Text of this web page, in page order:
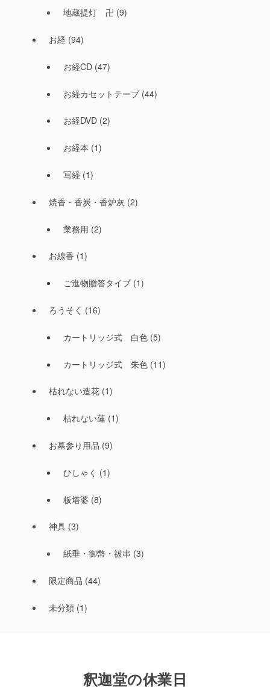
地蔵提灯 卍 (9)
お経 (94)
お経CD(47)
お経カセットテープ(44)
お経DVD(2)
お経本 (1)
写経 (1)
焼香・香炭・香炉灰 (2)
業務用 (2)
お線香 (1)
ご進物贈答タイプ(1)
ろうそく (16)
カートリッジ式 白色(5)
カートリッジ式 朱色(11)
枯れない造花 (1)
枯れない蓮(1)
お墓参り用品 (9)
ひしゃく (1)
板塔婆(8)
神具 (3)
紙垂・御幣・祓串 (3)
限定商品 (44)
未分類 (1)
釈迦堂の休業日